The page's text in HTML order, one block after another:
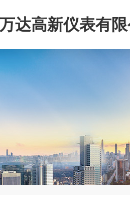
达高新仪表有